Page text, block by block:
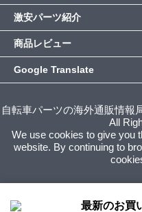
激安パーツ紹介
商品レビュー
Google Translate
自転車パーツの海外通販情報
All
We use cookies to give you
website. By continuing to
最新のお買